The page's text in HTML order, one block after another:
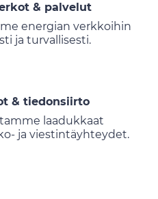
& palvelut
energian verkkoihin
ja turvallisesti.
& tiedonsiirto
laadukkaat
ja viestintäyhteydet.